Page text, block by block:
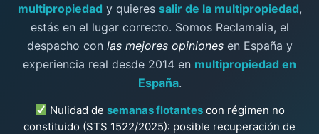
multipropiedad y quieres salir de la multipropiedad,
estás en el lugar correcto. Somos Reclamalia, el
despacho con las mejores opinionesen España y
experiencia real desde 2014 en multipropiedad en
España.
Nulidad de semanas flotantescon régimen no
constituido (STS 1522/2025): posible recuperación de